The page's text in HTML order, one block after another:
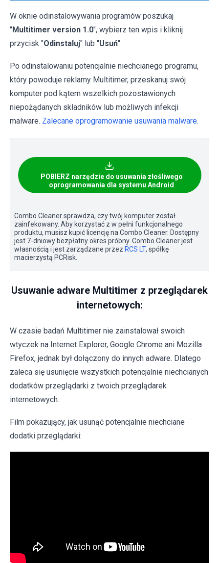
W oknie odinstalowywania programów poszukaj
"Multitimer version 1.0", wybierz ten wpis i kliknij
przycisk "Odinstaluj" lub "Usuń".
Po odinstalowaniu potencjalnie niechcianego programu,
który powoduje reklamy Multitimer, przeskanuj swój
komputer pod kątem wszelkich pozostawionych
niepożądanych składników lub możliwych infekcji
malware. Zalecane oprogramowanie usuwania malware.
POBIERZ narzędzie do usuwania złośliwego
oprogramowania dla systemu Android
Combo Cleaner sprawdza, czy twój komputer został
zainfekowany. Aby korzystać z w pełni funkcjonalnego
produktu, musisz kupić licencję na Combo Cleaner. Dostępny
jest 7-dniowy bezpłatny okres próbny. Combo Cleaner jest
własnością i jest zarządzane przez RCS LT, spółkę
macierzystą PCRisk.
Usuwanie adware Multitimer z przeglądarek
internetowych:
W czasie badań Multitimer nie zainstalował swoich
wtyczek na Internet Explorer, Google Chrome ani Mozilla
Firefox, jednak był dołączony do innych adware. Dlatego
zaleca się usunięcie wszystkich potencjalnie niechcianych
dodatków przeglądarki z twoich przeglądarek
internetowych.
Film pokazujący, jak usunąć potencjalnie niechciane
dodatki przeglądarki: